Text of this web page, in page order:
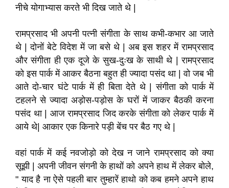
नीचे योगाभ्यास करते भी दिख जाते थे |
रामप्रसाद भी अपनी पत्नी संगीता के साथ कभी-कभार आ जाते
थे | दोनों बेटे विदेश में जा बसे थे | अब इस शहर में रामप्रसाद
और संगीता ही एक दूजे के सुख-दुःख के साथी थे | रामप्रसाद
को इस पार्क में आकर बैठना बहुत ही ज्यादा पसंद था | वो जब भी
आते दो-चार घंटे पार्क में ही बिता देते थे | संगीता को पार्क में
टहलने से ज्यादा अड़ोस-पड़ोस के घरों में जाकर बैठकी करना
पसंद था | आज रामप्रसाद जिद करके संगीता को लेकर पार्क में
आये थे| आकार एक किनारे पड़ी बेंच पर बैठ गए थे |
वहां पार्क में कई नवजोड़ो को देख न जाने रामप्रसाद को क्या
सूझी | अपनी जीवन संगनी के हाथों को अपने हाथ में लेकर बोले,
" याद है ना ऐसे पहली बार तुम्हारें हाथो को कब हमने अपने हाथ